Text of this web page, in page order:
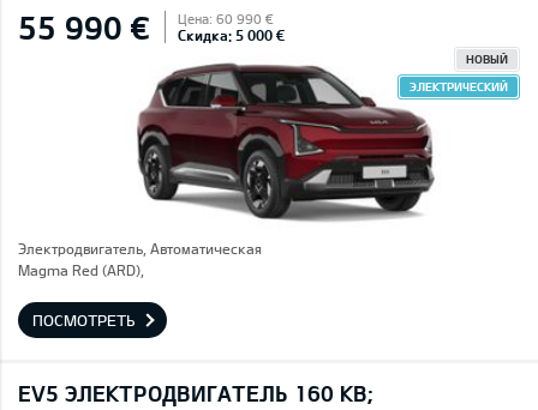
55 990 € Цена: 60 990 €
Скидка: 5 000 €
НОВЫЙ
ЭЛЕКТРИЧЕСКИЙ
Электродвигатель, Автоматическая
Magma Red (ARD),
ПОСМОТРЕТЬ
EV5 ЭЛЕКТРОДВИГАТЕЛЬ 160 КВ;